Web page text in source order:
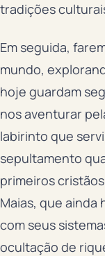
tradições
Em seguida,
mundo,
hoje guardam
nos aventurar
labirinto que
sepultamento
primeiros
Maias, que ainda
com seus
ocultação de